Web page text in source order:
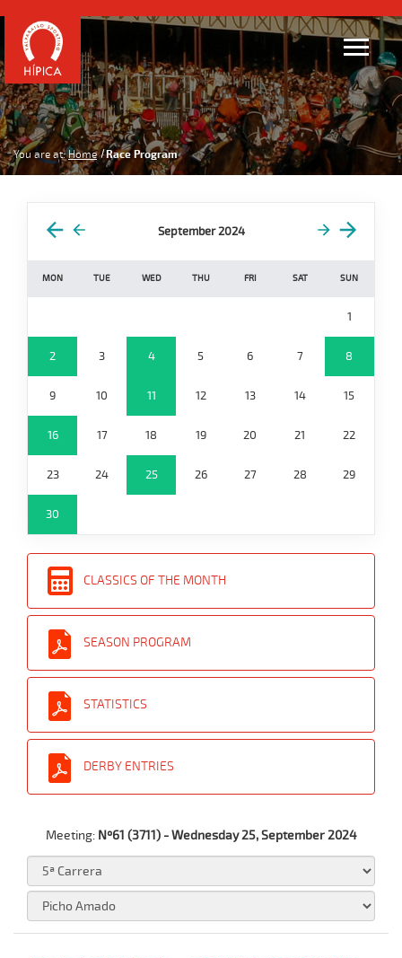
You are at: Home Race Program
September 2024
MON TUE WED THU FRI SAT SUN
1
2 3 4 5 6 7 8
9 10 11 12 13 14 15
16 17 18 19 20 21 22
23 24 25 26 27 28 29
30
CLASSICS OF THE MONTH
SEASON PROGRAM
STATISTICS
DERBY ENTRIES
Meeting: Nº61 (3711) - Wednesday 25, September 2024